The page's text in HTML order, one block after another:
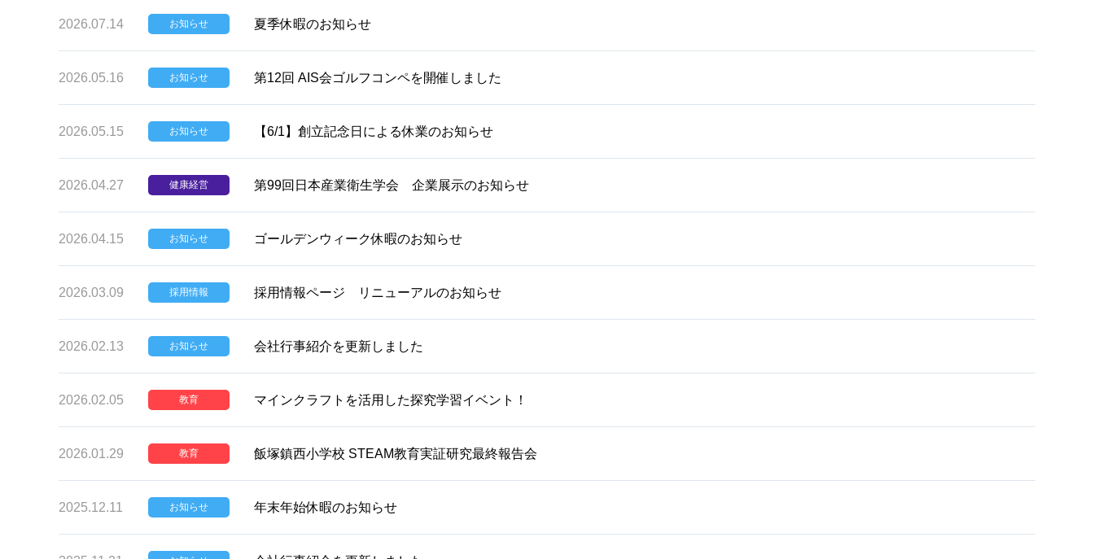
2026.07.14 お知らせ 夏季休暇のお知らせ
2026.05.16 お知らせ 第12回 AIS会ゴルフコンペを開催しました
2026.05.15 お知らせ 【6/1】創立記念日による休業のお知らせ
2026.04.27 健康経営 第99回日本産業衛生学会 企業展示のお知らせ
2026.04.15 お知らせ ゴールデンウィーク休暇のお知らせ
2026.03.09 採用情報 採用情報ページ リニューアルのお知らせ
2026.02.13 お知らせ 会社行事紹介を更新しました
2026.02.05 教育 マインクラフトを活用した探究学習イベント！
2026.01.29 教育 飯塚鎮西小学校 STEAM教育実証研究最終報告会
2025.12.11 お知らせ 年末年始休暇のお知らせ